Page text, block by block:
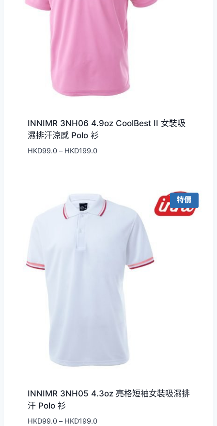
INNIMR 3NH06 4.9oz CoolBest II 女裝吸
濕排汗涼感 Polo 衫
HKD99.0 – HKD199.0價
HKD99.0
到
HKD199.0
特價
INNIMR 3NH05 4.3oz 亮格短袖女裝吸濕排
汗 Polo 衫
HKD99.0 – HKD199.0價